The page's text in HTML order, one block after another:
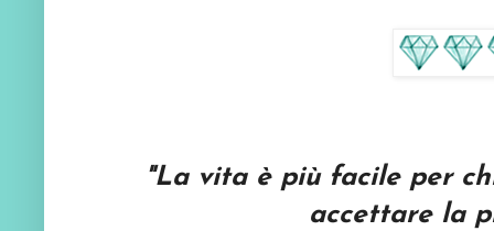
"La vita è più facile per
accettare la